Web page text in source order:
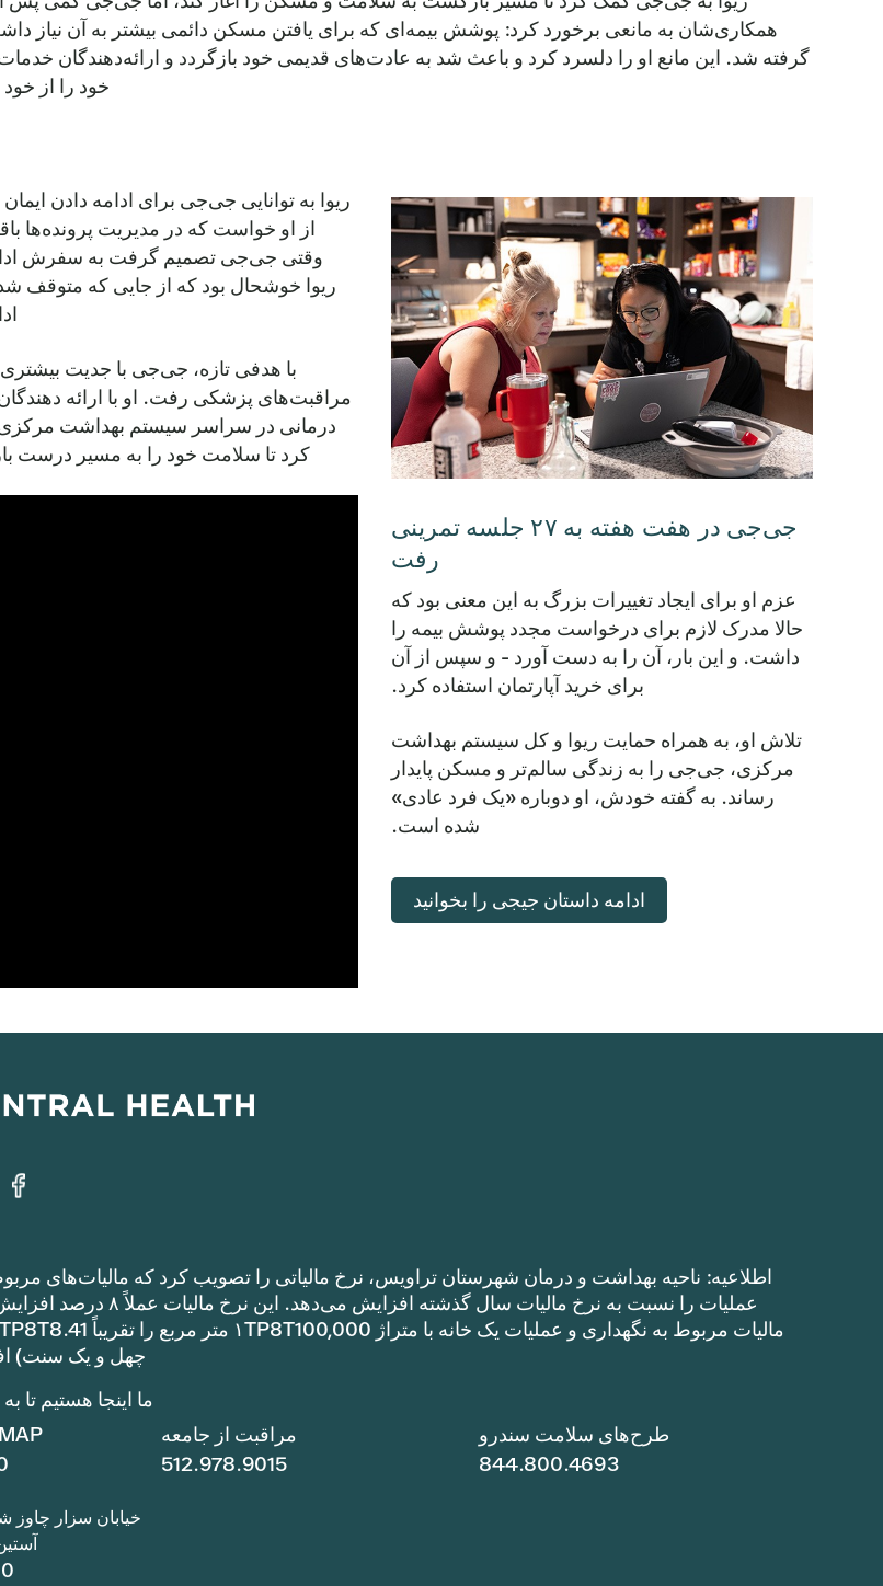
همکاری‌شان به مانعی برخورد کرد: پوشش بیمه‌ای که برای یافتن مسکن دائمی بیشتر به آن نیاز
گرفته شد. این مانع او را دلسرد کرد و باعث شد به عادت‌های قدیمی خود بازگردد و ارائه‌دهندگان
خود را از
ریوا به توانایی جی‌جی برای ادامه دادن
از او خواست که در مدیریت پرونده‌ها
وقتی جی‌جی تصمیم گرفت به سفرش
ریوا خوشحال بود که از جایی که متوقف
با هدفی تازه، جی‌جی با جدیت بیشتری
مراقبت‌های پزشکی رفت. او با ارائه
درمانی در سراسر سیستم بهداشت
کرد تا سلامت خود را به مسیر درست
جی‌جی در هفت هفته به ۲۷ جلسه تمرینی
رفت
عزم او برای ایجاد تغییرات بزرگ به این معنی بود که
حالا مدرک لازم برای درخواست مجدد پوشش بیمه را
داشت. و این بار، آن را به دست آورد - و سپس از آن
برای خرید آپارتمان استفاده کرد.
تلاش او، به همراه حمایت ریوا و کل سیستم بهداشت
مرکزی، جی‌جی را به زندگی سالم‌تر و مسکن پایدار
رساند. به گفته خودش، او دوباره «یک فرد عادی»
شده است.
ادامه داستان جیجی را بخوانید
اطلاعیه: ناحیه بهداشت و درمان شهرستان تراویس، نرخ مالیاتی را تصویب کرد که مالیات‌های
عملیات را نسبت به نرخ مالیات سال گذشته
چهل و یک سنت)
ما اینجا هستیم تا
MAP و MAP Basic
مراقبت از جامعه
512.978.9015
طرح‌های سلامت سندرو
844.800.4693
خیابان سزار چاوز